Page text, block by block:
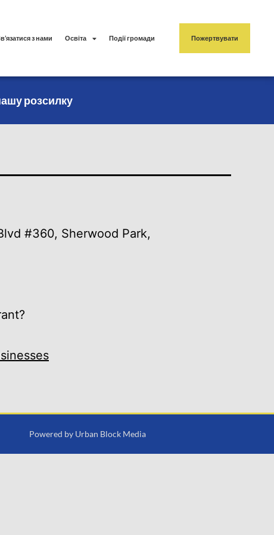
з нами Освіта Події громади Пожертвувати
розсилку
#360, Sherwood Park,
Powered by Urban Block Media